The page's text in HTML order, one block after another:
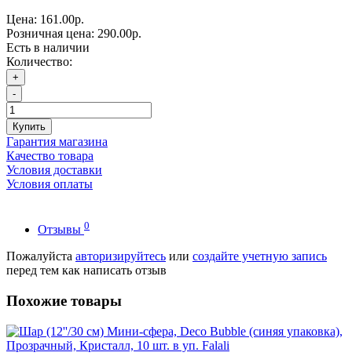
Цена: 161.00р.
Розничная цена: 290.00р.
Есть в наличии
Количество:
+
-
Купить
Гарантия магазина
Качество товара
Условия доставки
Условия оплаты
Отзывы 0
Пожалуйста авторизируйтесь или создайте учетную запись
перед тем как написать отзыв
Похожие товары